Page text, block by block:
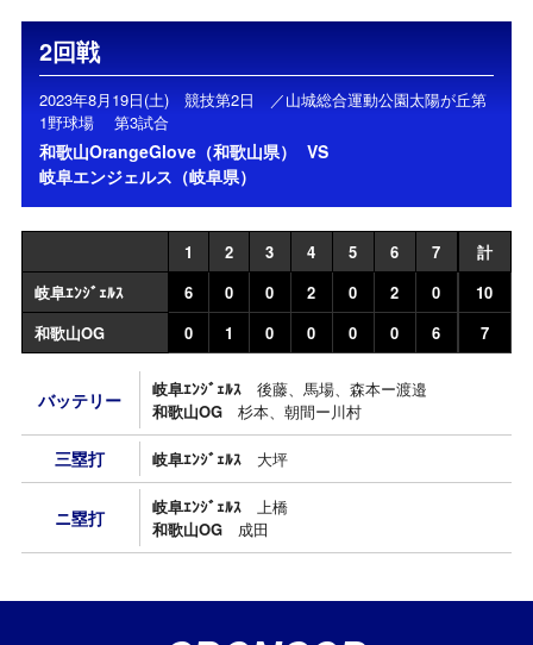
2回戦
2023年8月19日(土) 競技第2日 ／山城総合運動公園太陽が丘第
1野球場 第3試合
和歌山OrangeGlove（和歌山県）
VS
岐阜エンジェルス（岐阜県）
1 2 3 4 5 6 7
計
岐阜ｴﾝｼﾞｪﾙｽ
6 0 0 2 0 2 0
10
和歌山OG
0 1 0 0 0 0 6 7
バッテリー 岐阜ｴﾝｼﾞｪﾙｽ
後藤、馬場、森本ー渡邉
和歌山OG
杉本、朝間ー川村
三塁打 岐阜ｴﾝｼﾞｪﾙｽ 大坪
ニ塁打 岐阜ｴﾝｼﾞｪﾙｽ
上橋
和歌山OG
成田